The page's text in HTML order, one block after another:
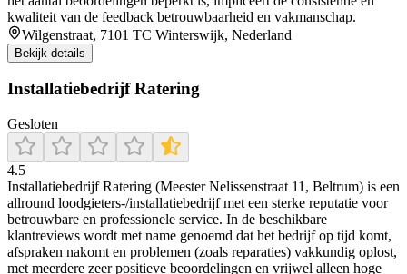
kwaliteit van de feedback betrouwbaarheid en vakmanschap.
Wilgenstraat, 7101 TC Winterswijk, Nederland
Bekijk details
Installatiebedrijf Ratering
Gesloten
4.5
Installatiebedrijf Ratering (Meester Nelissenstraat 11, Beltrum) is een
allround loodgieters-/installatiebedrijf met een sterke reputatie voor
betrouwbare en professionele service. In de beschikbare
klantreviews wordt met name genoemd dat het bedrijf op tijd komt,
afspraken nakomt en problemen (zoals reparaties) vakkundig oplost,
met meerdere zeer positieve beoordelingen en vrijwel alleen hoge